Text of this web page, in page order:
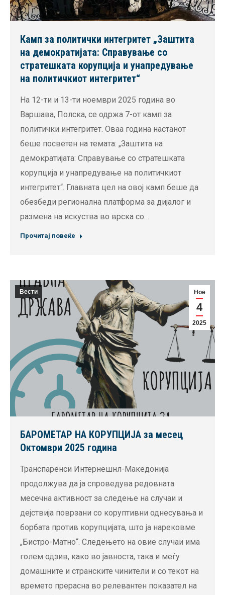
Камп за политички интегритет „Заштита
на демократијата: Справување со
стратешката корупција и унапредување
на политичкиот интегритет“
На 12-ти и 13-ти ноември 2025 година во
Варшава, Полска, се одржа 7-от камп за
политички интегритет. Оваа година настанот
беше посветен на темата: „Заштита на
демократијата: Справување со стратешката
корупција и унапредување на политичкиот
интегритет“. Главната цел на овој камп беше да
обезбеди регионална платформа за дијалог и
размена на искуства во врска со…
Прочитај повеќе
Ное
4
2025
Вести
БАРОМЕТАР НА КОРУПЦИЈА за месец
Октомври 2025 година
Транспаренси Интернешнл-Македонија
продолжува да ја спроведува редовната
месечна активност за следење на случаи и
дејствија поврзани со коруптивни однесувања и
борбата против корупцијата, што ја нарековме
„Бистро-Матно“. Следењето на овие случаи има
голем одзив, како во јавноста, така и меѓу
домашните и странските чинители и со текот на
времето прерасна во релевантен показател на